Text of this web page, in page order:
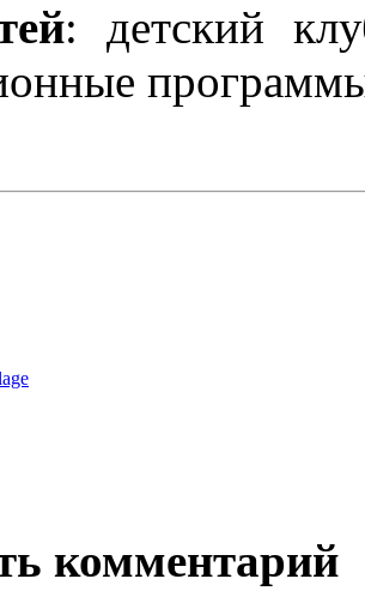
: детский
комментарий